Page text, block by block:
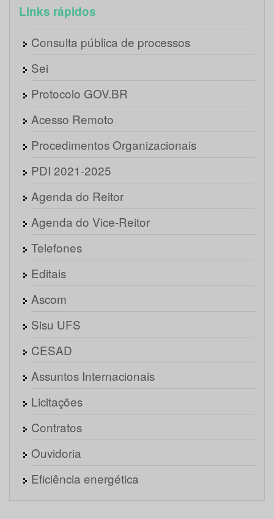
Links rápidos
Consulta pública de processos
Sei
Protocolo GOV.BR
Acesso Remoto
Procedimentos Organizacionais
PDI 2021-2025
Agenda do Reitor
Agenda do Vice-Reitor
Telefones
Editais
Ascom
Sisu UFS
CESAD
Assuntos Internacionais
Licitações
Contratos
Ouvidoria
Eficiência energética